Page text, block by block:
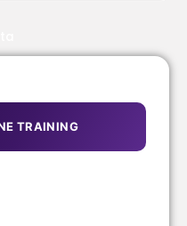
TRAINING